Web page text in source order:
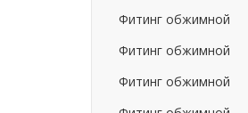
Фитинг обжимной
Фитинг обжимной
Фитинг обжимной